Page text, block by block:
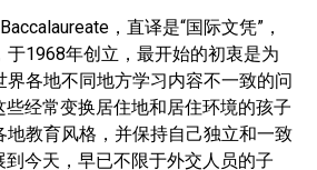
新居民
，直译是“国际文凭”，
于1968年创立，最开始的初衷是为
界各地不同地方学习内容不一致的问
经常变换居住地和居住环境的孩子
地教育风格，并保持自己独立和一致
今天，早已不限于外交人员的子